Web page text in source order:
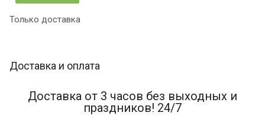
Только доставка
Доставка и оплата
Доставка от 3 часов без выходных и
праздников! 24/7